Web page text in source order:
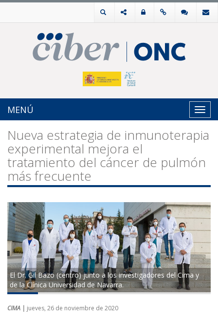
MENÚ
Nueva estrategia de inmunoterapia
experimental mejora el
tratamiento del cáncer de pulmón
más frecuente
El Dr. Gil Bazo (centro) junto a los investigadores del Cima y
de la Clínica Universidad de Navarra.
CIMA | jueves, 26 de noviembre de 2020